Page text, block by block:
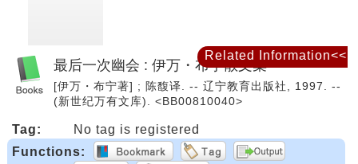
最后一次幽会 : 伊万・布宁散文集
[伊万・布宁著] ; 陈馥译. -- 辽宁教育出版社, 1997. --
(新世纪万有文库). <BB00810040>
Tag:
No tag is registered
Functions:
Related Information<<